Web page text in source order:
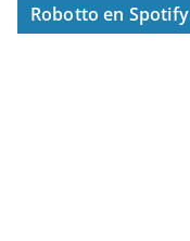
Robotto en Spotify